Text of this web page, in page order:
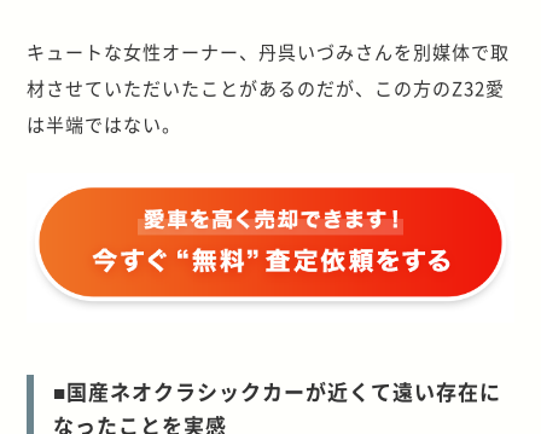
キュートな女性オーナー、丹呉いづみさんを別媒体で取
材させていただいたことがあるのだが、この方のZ32愛
は半端ではない。
■国産ネオクラシックカーが近くて遠い存在に
なったことを実感